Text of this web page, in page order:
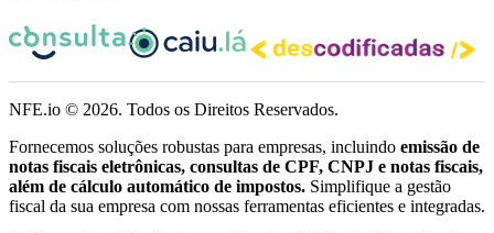
NFE.io © 2026. Todos os Direitos Reservados.
Fornecemos soluções robustas para empresas, incluindo emissão de
notas fiscais eletrônicas, consultas de CPF, CNPJ e notas fiscais,
além de cálculo automático de impostos. Simplifique a gestão
fiscal da sua empresa com nossas ferramentas eficientes e integradas.